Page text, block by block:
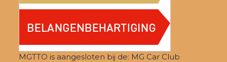
MGTTO is aangesloten bij de: MG Car Club